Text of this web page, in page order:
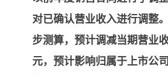
对已确认营业收入进行调整
步测算，预计调减当期营业
元，预计影响归属于上市公